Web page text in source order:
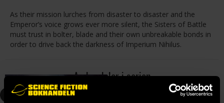
As their mission lurches from disaster to disaster and the
Emperor’s voice grows ever more silent, the Sisters of Battle
must trust in bolter, blade and their own unbreakable bonds in
order to drive back the darkness of Imperium Nihilus.
Andra delar i serien